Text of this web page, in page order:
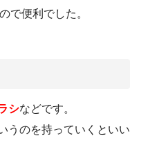
で便利でした。
シなどです。
うのを持っていくといい